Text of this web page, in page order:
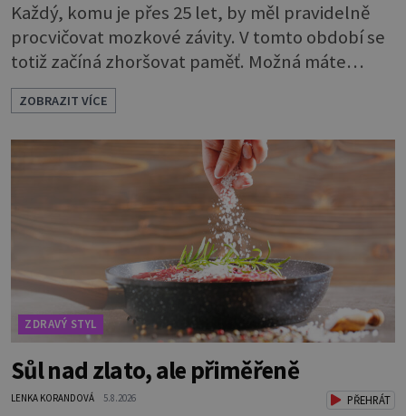
Každý, komu je přes 25 let, by měl pravidelně
procvičovat mozkové závity. V tomto období se
totiž začíná zhoršovat paměť. Možná máte
problém vzpomenout si na jméno kolegy z
práce. Nebo marně v paměti lovíte název
knížky, kterou jste nedávno přečetli. Je to
opravdu tak, s věkem jako kdyby se paměť
Procvičujte mozkové závity. Není to nijak slož
ZOBRAZIT VÍCE
ZDRAVÝ STYL
Sůl nad zlato, ale přiměřeně
LENKA KORANDOVÁ 5.8.2026 PŘEHRÁT